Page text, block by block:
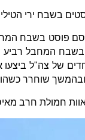
בשבח ירי
פוסט בשבח
בשבח המחבל
של צה"ל
שוחרר
חמולת חרב